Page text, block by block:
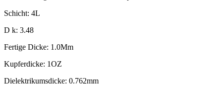
Schicht: 4L
D k: 3.48
Fertige Dicke: 1.0Mm
Kupferdicke: 1OZ
Dielektrikumsdicke: 0.762mm